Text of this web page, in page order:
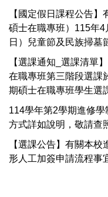
【國定假日課程公告
碩士在職專班）115年
日）兒童節及民族掃
【選課通知_選課清單
在職專班第三階段選課
期碩士在職專班學生選
114學年第2學期進修
方式詳如說明，敬請查
【選課公告】有關本
形人工加簽申請流程事